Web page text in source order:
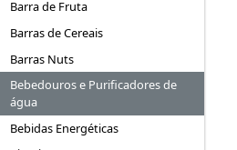
Barra de Fruta
Barras de Cereais
Barras Nuts
Bebedouros e Purificadores de
água
Bebidas Energéticas